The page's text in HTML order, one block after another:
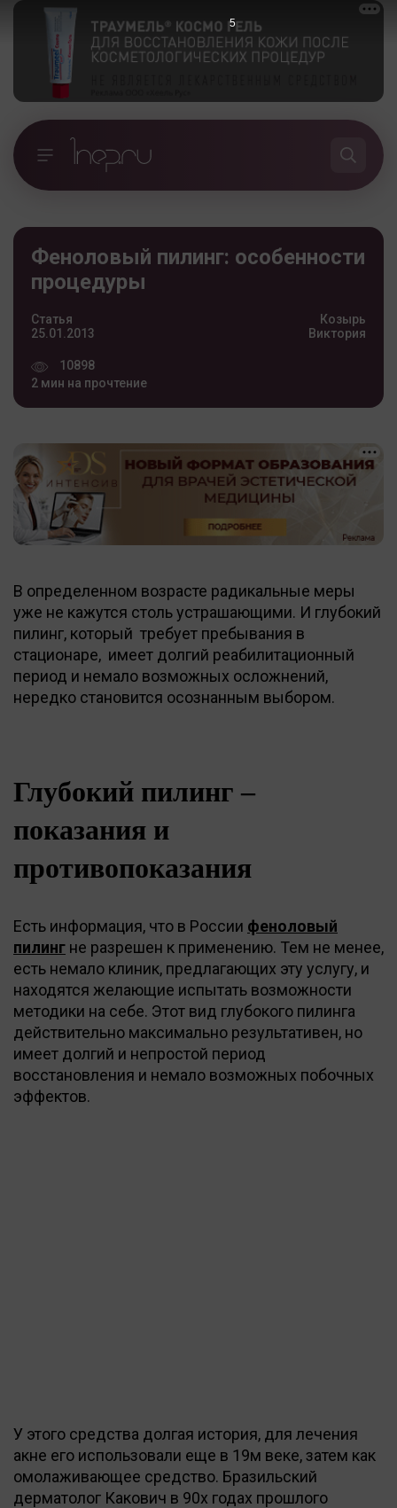
Феноловый пилинг: особенности
процедуры
Статья
25.01.2013
10898
2 мин на прочтение
Козырь
Виктория
В определенном возрасте радикальные меры
уже не кажутся столь устрашающими. И глубокий
пилинг, который требует пребывания в
стационаре, имеет долгий реабилитационный
период и немало возможных осложнений,
нередко становится осознанным выбором.
Глубокий пилинг –
показания и
противопоказания
Есть информация, что в России феноловый
пилинг не разрешен к применению. Тем не менее,
есть немало клиник, предлагающих эту услугу, и
находятся желающие испытать возможности
методики на себе. Этот вид глубокого пилинга
действительно максимально результативен, но
имеет долгий и непростой период
восстановления и немало возможных побочных
эффектов.
У этого средства долгая история, для лечения
акне его использовали еще в 19м веке, затем как
омолаживающее средство. Бразильский
дерматолог Какович в 90х годах прошлого
5